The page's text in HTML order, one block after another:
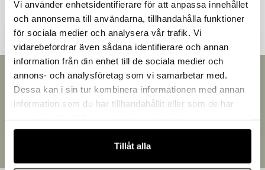
Vi använder enhetsidentifierare för att anpassa innehållet
och annonserna till användarna, tillhandahålla funktioner
för sociala medier och analysera vår trafik. Vi
vidarebefordrar även sådana identifierare och annan
information från din enhet till de sociala medier och
annons- och analysföretag som vi samarbetar med.
Dessa kan i sin tur kombinera informationen med annan
information som du har tillhandahållit eller som de har
Tillåt alla
Snabb leverans
Leverans inom 3-5 arbetsdagar.
Brett sortiment
Över 30 000 produkter
Egen produktion
Designat och tillverkat i Småland
Välkommen till Bakers!
Handlar du som företag eller privatperson?
Fortsätt som privatperson